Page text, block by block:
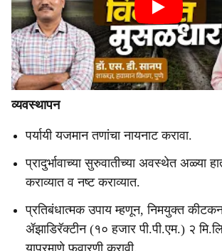
व्यवस्थापन
पर्यायी यजमान तणांचा नायनाट करावा.
प्रादुर्भावाच्या सुरुवातीच्या अवस्थेत अळ्या
कराव्यात व नष्ट कराव्यात.
प्रतिबंधात्मक उपाय म्हणून, निमयुक्त
ॲझाडिरॅक्टीन (१० हजार पी.पी.एम.) २
याप्रमाणे फवारणी करावी.